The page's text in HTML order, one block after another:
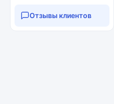
Отзывы клиентов